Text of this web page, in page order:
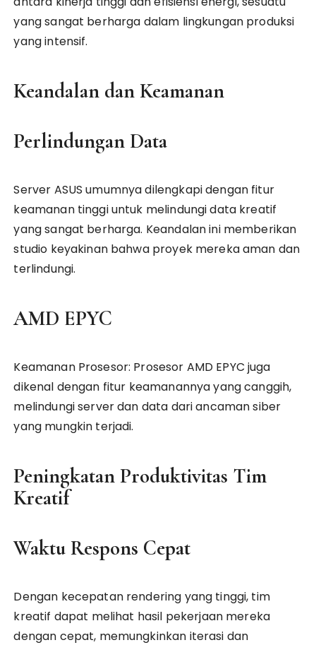
yang sangat berharga dalam lingkungan produksi
yang intensif.
Keandalan dan Keamanan
Perlindungan Data
Server ASUS umumnya dilengkapi dengan fitur
keamanan tinggi untuk melindungi data kreatif
yang sangat berharga. Keandalan ini memberikan
studio keyakinan bahwa proyek mereka aman dan
terlindungi.
AMD EPYC
Keamanan Prosesor: Prosesor AMD EPYC juga
dikenal dengan fitur keamanannya yang canggih,
melindungi server dan data dari ancaman siber
yang mungkin terjadi.
Peningkatan Produktivitas Tim
Kreatif
Waktu Respons Cepat
Dengan kecepatan rendering yang tinggi, tim
kreatif dapat melihat hasil pekerjaan mereka
dengan cepat, memungkinkan iterasi dan